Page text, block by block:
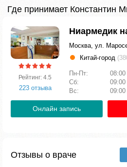
Где принимает Константин
Рейтинг: 4.5
223 отзыва
Ниармедик
Москва, ул.
Китай-город
Пн-Пт:
Сб:
Вс:
Онлайн запись
Отзывы о враче